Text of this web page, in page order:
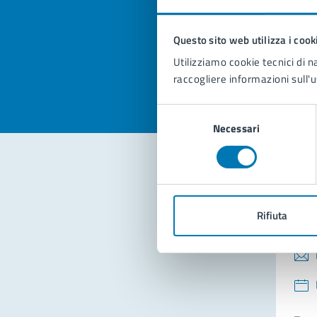
Questo sito web utilizza i
Utilizziamo cookie tecnici di
raccogliere informazioni
del
Necessari
Rifiuta
Valuta la